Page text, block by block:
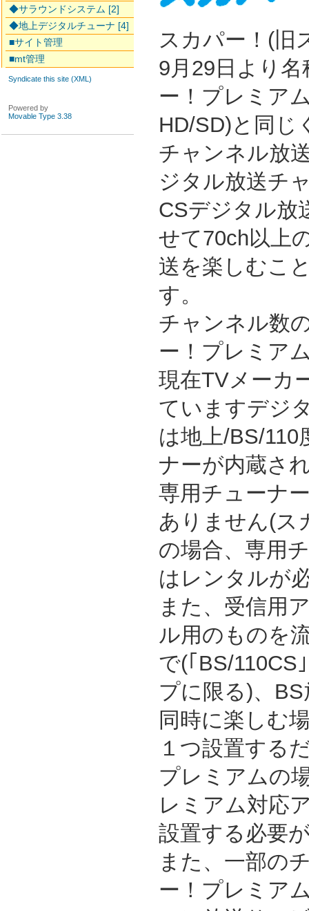
スカパー！(旧
9月29日より
ー！プレミア
HD/SD)と同じ
チャンネル放
ジタル放送チ
CSデジタル放
せて70ch以上
送を楽しむこ
す。
チャンネル数
ー！プレミア
現在TVメーカ
ていますデジ
は地上/BS/110
ナーが内蔵さ
専用チューナ
ありません(ス
の場合、専用
はレンタルが
また、受信用
ル用のものを
で(｢BS/110CS
プに限る)、
同時に楽しむ
１つ設置する
プレミアムの
レミアム対応
設置する必要
また、一部の
ー！プレミア
◆サラウンドシステム [2]
◆地上デジタルチューナ [4]
■サイト管理
■mt管理
Syndicate this site (XML)
Powered by
Movable Type 3.38